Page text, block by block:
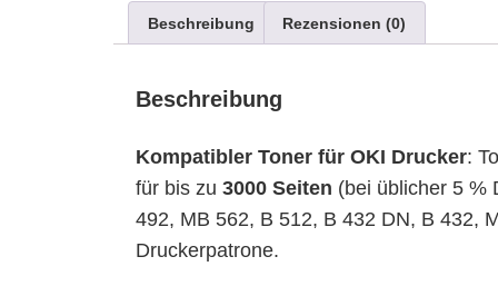
Beschreibung Rezensionen (0)
Beschreibung
Kompatibler Toner für OKI Drucker:
für bis zu 3000 Seiten (bei üblicher 5 %
492, MB 562, B 512, B 432 DN, B 432,
Druckerpatrone.